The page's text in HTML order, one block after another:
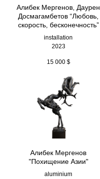
Алибек Мергенов, Даурен
Досмагамбетов “Любовь,
скорость, бесконечность”
installation
2023
15 000 $
Алибек Мергенов
"Похищение Азии"
aluminium